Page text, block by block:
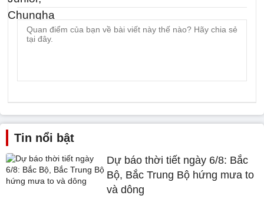
Tin nổi bật
Dự báo thời tiết ngày 6/8: Bắc
Bộ, Bắc Trung Bộ hứng mưa to
và dông